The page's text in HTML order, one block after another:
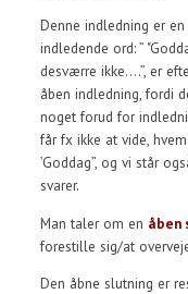
Denne indledning er
indledende ord: ”
desværre ikke….”, er
åben indledning, fordi
noget forud for
får fx ikke at vide,
’Goddag”, og vi står
svarer.
Man taler om en åben
forestille sig/at
Den åbne slutning er